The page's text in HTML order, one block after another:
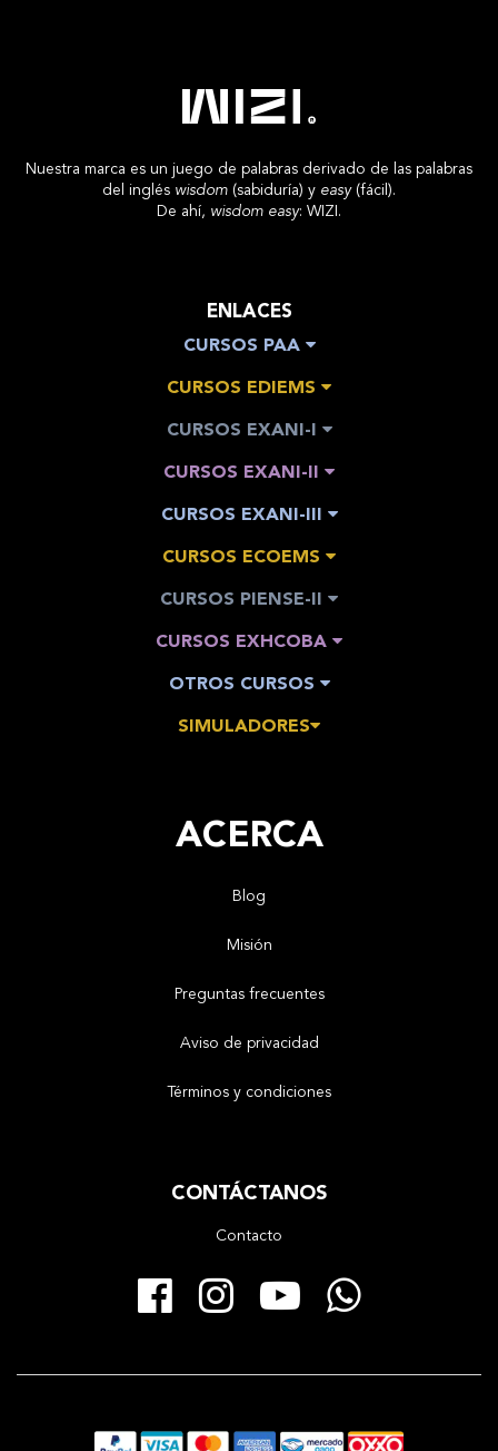
Nuestra marca es un juego de palabras derivado de las palabras
del inglés wisdom (sabiduría) y easy(fácil).
De ahí, wisdom easy: WIZI.
ENLACES
CURSOS PAA
CURSOS EDIEMS
CURSOS EXANI-I
CURSOS EXANI-II
CURSOS EXANI-III
CURSOS ECOEMS
CURSOS PIENSE-II
CURSOS EXHCOBA
OTROS CURSOS
SIMULADORES
ACERCA
Blog
Misión
Preguntas frecuentes
Aviso de privacidad
Términos y condiciones
CONTÁCTANOS
Contacto
Facebook
Instagram
YouTube